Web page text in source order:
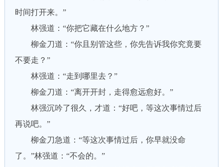
时间打开来。”
林强道：“你把它藏在什么地方？”
柳金刀道：“你且别管这些，你先告诉我你究竟要
不要走？”
林强道：“走到哪里去？”
柳金刀道：“离开开封，走得愈远愈好。”
林强沉吟了很久，才道：“好吧，等这次事情过后
再说吧。”
柳金刀急道：“等这次事情过后，你早就没命
了。”林强道：“不会的。”